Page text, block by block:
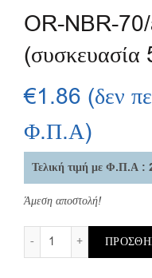
OR-NBR-
(συσκευασία
€1.86 (δεν
Φ.Π.Α)
Τελική τιμή με Φ.Π.Α :
Άμεση αποστολή!
OR-NBR-70/a/